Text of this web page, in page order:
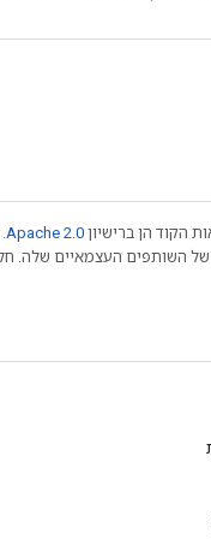
הקוד הן ברישיון Apache 2.0